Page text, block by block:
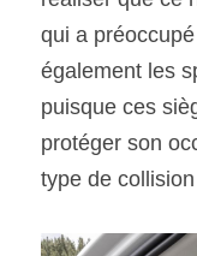
qui a
également les
puisque ces
protéger son
type de